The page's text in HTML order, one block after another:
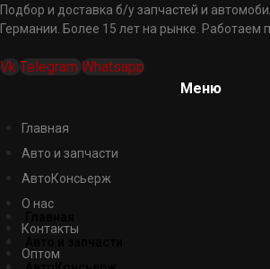
Подбор и доставка б/у запчастей и
Германии. Более 15 лет на рынке. Работаем
Vk Telegram Whatsapp
Меню
Главная
Авто и запчасти
АвтоКонсьерж
О нас
Контакты
Оптом